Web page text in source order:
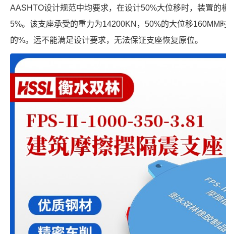
AASHTO设计规范中均要求，在设计50%大位移时，装置的
5%。该支座承受的重力为14200KN，50%的大位移160MM
的%。远不能满足设计要求，无法保证支座恢复原位。